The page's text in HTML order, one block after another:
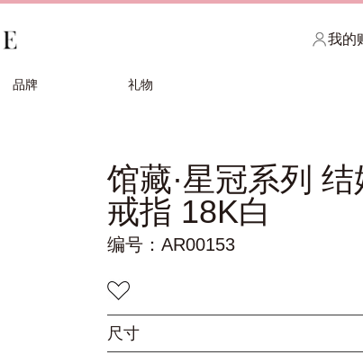
我的
欢迎查看您的心愿
朋友或家人。
您的购物车
品牌 礼物
馆藏·星冠系列 结
戒指 18K白
编号：AR00153
尺寸